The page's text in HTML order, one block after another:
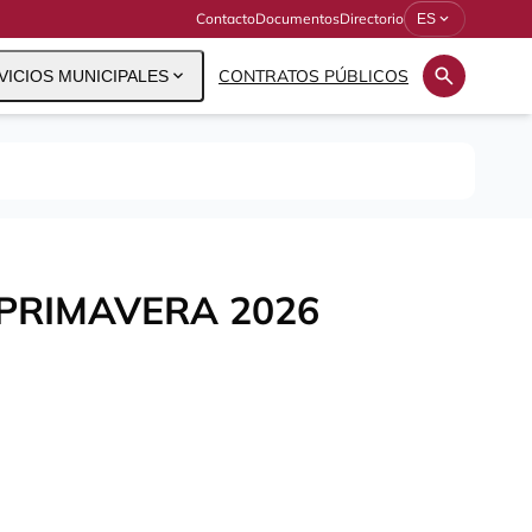
ContactoDocumentosDirectorio ES expand_more
MUNICIPALES expand_more CONTRATOS PÚBLICOS search
2026